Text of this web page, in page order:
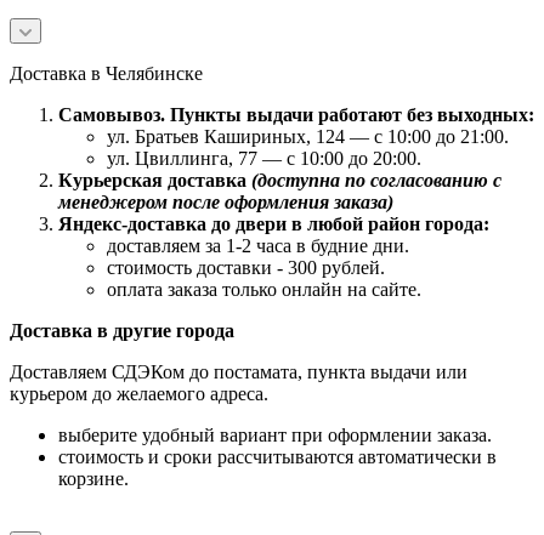
Доставка в Челябинске
Самовывоз. Пункты выдачи работают без выходных:
ул. Братьев Кашириных, 124 — с 10:00 до 21:00.
ул. Цвиллинга, 77 — с 10:00 до 20:00.
Курьерская доставка (доступна по согласованию с
менеджером после оформления заказа)
Яндекс-доставка до двери в любой район города:
доставляем за 1-2 часа в будние дни.
стоимость доставки - 300 рублей.
оплата заказа только онлайн на сайте.
Доставка в другие города
Доставляем СДЭКом до постамата, пункта выдачи или
курьером до желаемого адреса.
выберите удобный вариант при оформлении заказа.
стоимость и сроки рассчитываются автоматически в
корзине.